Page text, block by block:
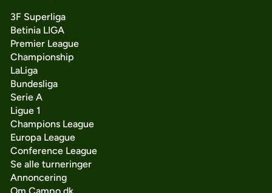
3F Superliga
Betinia LIGA
Premier League
Championship
LaLiga
Bundesliga
Serie A
Ligue 1
Champions League
Europa League
Conference League
Se alle turneringer
Annoncering